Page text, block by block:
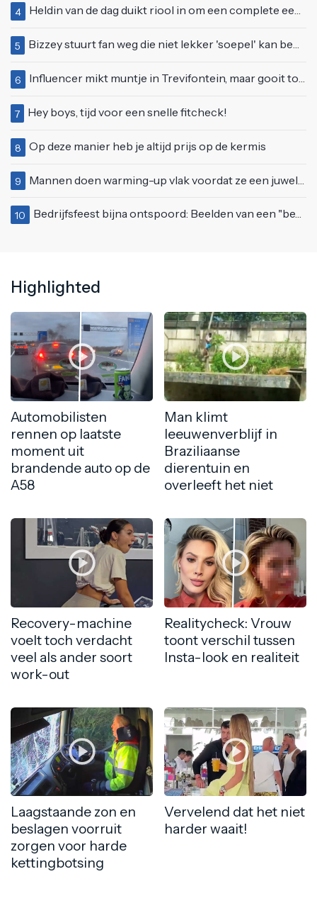
4 Heldin van de dag duikt riool in om een complete eendenfamilie te redden
5 Bizzey stuurt fan weg die niet lekker 'soepel' kan bewegen op podium
6 Influencer mikt muntje in Trevifontein, maar gooit toerist bijna knock-out
7 Hey boys, tijd voor een snelle fitcheck!
8 Op deze manier heb je altijd prijs op de kermis
9 Mannen doen warming-up vlak voordat ze een juwelierszaak in Rhenen overvallen
10 Bedrijfsfeest bijna ontspoord: Beelden van een "bezopen Tino Martin" gaan viraal
Highlighted
Automobilisten
rennen op laatste
moment uit
brandende auto op de
A58
Man klimt
leeuwenverblijf in
Braziliaanse
dierentuin en
overleeft het niet
Recovery-machine
voelt toch verdacht
veel als ander soort
work-out
Realitycheck: Vrouw
toont verschil tussen
Insta-look en realiteit
Laagstaande zon en
beslagen voorruit
zorgen voor harde
kettingbotsing
Vervelend dat het niet
harder waait!